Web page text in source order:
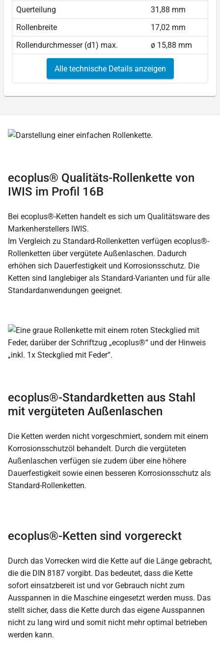
Querteilung
31,88 mm
Rollenbreite
17,02 mm
Rollendurchmesser (d1) max.
ø 15,88 mm
Alle technische Details anzeigen
ecoplus® Qualitäts-Rollenkette von
IWIS im Profil 16B
Bei ecoplus®-Ketten handelt es sich um Qualitätsware des
Markenherstellers IWIS.
Im Vergleich zu Standard-Rollenketten verfügen ecoplus®-
Rollenketten über vergütete Außenlaschen. Dadurch
erhöhen sich Dauerfestigkeit und Korrosionsschutz. Die
Ketten sind langlebiger als Standard-Varianten und für alle
Standardanwendungen geeignet.
ecoplus®-Standardketten aus Stahl
mit vergüteten Außenlaschen
Die Ketten werden nicht vorgeschmiert, sondern mit einem
Korrosionsschutzöl behandelt. Durch die vergüteten
Außenlaschen verfügen sie zudem über eine höhere
Dauerfestigkeit sowie einen besseren Korrosionsschutz als
Standard-Rollenketten.
ecoplus®-Ketten sind vorgereckt
Durch das Vorrecken wird die Kette auf die Länge gebracht,
die die DIN 8187 vorgibt. Das bedeutet, dass die Kette
sofort einsatzbereit ist und vor Gebrauch nicht zum
Ausspannen in die Maschine eingesetzt werden muss. Das
stellt sicher, dass die Kette durch das eigene Ausspannen
nicht zu lang wird und somit nicht mehr optimal betrieben
werden kann.